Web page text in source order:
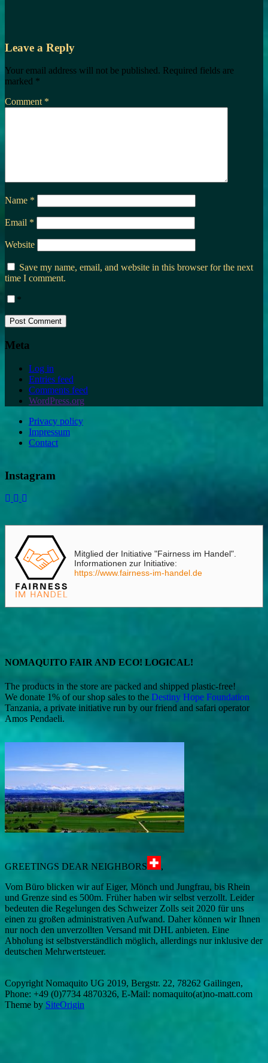
Leave a Reply
Your email address will not be published. Required fields are
marked *
Comment *
Name *
Email *
Website
Save my name, email, and website in this browser for the next
time I comment.
*
Meta
Log in
Entries feed
Comments feed
WordPress.org
Privacy policy
Impressum
Contact
Instagram
Mitglied der Initiative "Fairness im Handel".
Informationen zur Initiative:
https://www.fairness-im-handel.de
NOMAQUITO FAIR AND ECO! LOGICAL!
The products in the store are packed and shipped plastic-free!
We donate 1% of our shop sales to the Destiny Hope Foundation
Tanzania, a private initiative run by our friend and safari operator
Amos Pendaeli.
GREETINGS DEAR NEIGHBORS
,
Vom Büro blicken wir auf Eiger, Mönch und Jungfrau, bis Rhein
und Grenze sind es 500m. Früher haben wir selbst verzollt. Leider
bedeuten die Regelungen des Schweizer Zolls seit 2020 für uns
einen zu großen administrativen Aufwand. Daher können wir Ihnen
nur noch den unverzollten Versand mit DHL anbieten. Eine
Abholung ist selbstverständlich möglich, allerdings nur inklusive der
deutschen Mehrwertsteuer.
Copyright Nomaquito UG 2019, Bergstr. 22, 78262 Gailingen,
Phone: +49 (0)7734 4870326, E-Mail: nomaquito(at)no-matt.com
Theme by SiteOrigin